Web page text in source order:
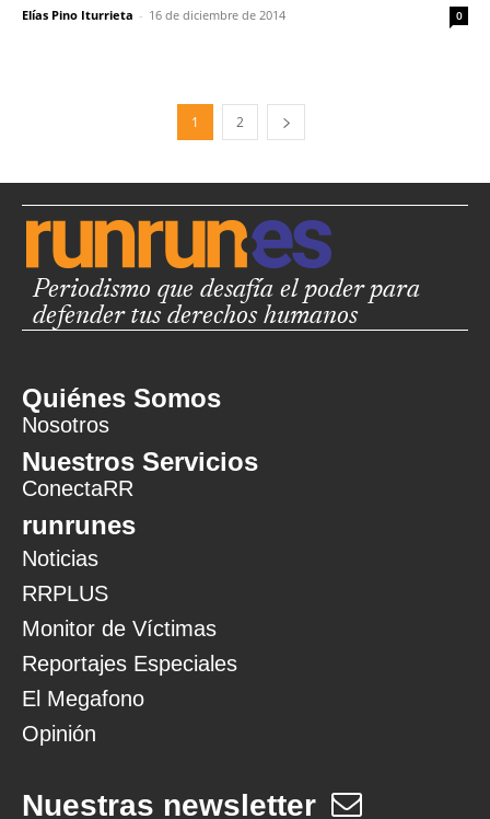
Elías Pino Iturrieta - 16 de diciembre de 2014 0
1 2
Periodismo que desafía el poder para
defender tus derechos humanos
Quiénes Somos
Nosotros
Nuestros Servicios
ConectaRR
runrunes
Noticias
RRPLUS
Monitor de Víctimas
Reportajes Especiales
El Megafono
Opinión
Nuestras newsletter